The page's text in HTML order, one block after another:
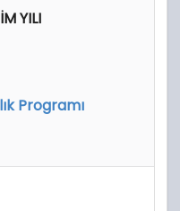
YILI
Programı